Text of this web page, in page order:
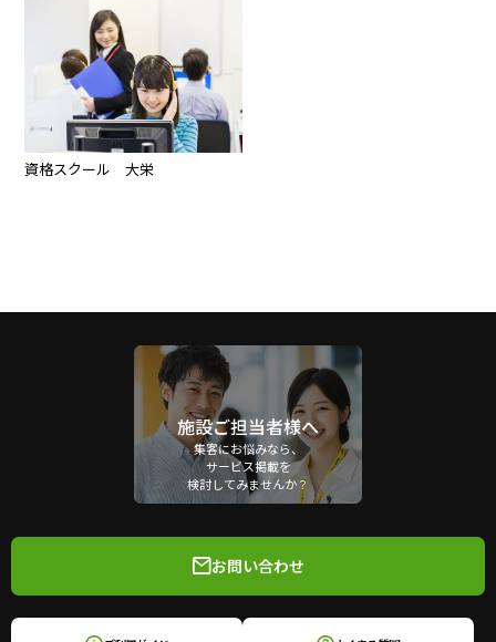
資格スクール 大栄
施設ご担当者様へ
集客にお悩みなら、
サービス掲載を
検討してみませんか？
お問い合わせ